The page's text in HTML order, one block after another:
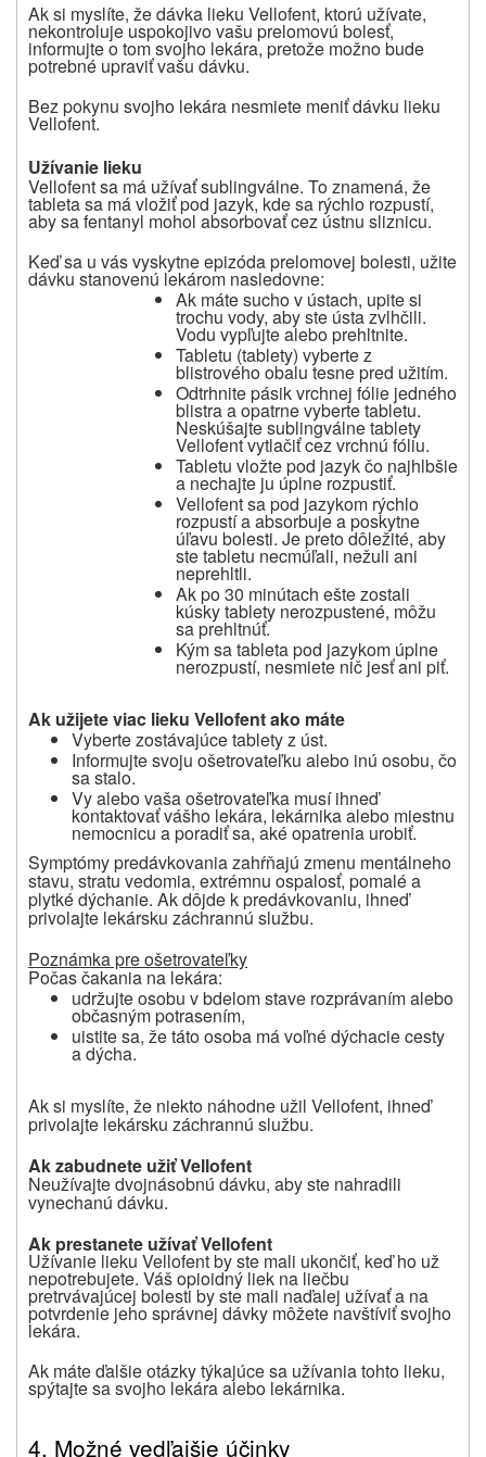
Ak si myslíte, že dávka lieku Vellofent, ktorú užívate,
nekontroluje uspokojivo vašu prelomovú bolesť,
informujte o tom svojho lekára, pretože možno bude
potrebné upraviť vašu dávku.
Bez pokynu svojho lekára nesmiete meniť dávku lieku
Vellofent.
Užívanie lieku
Vellofent sa má užívať sublingválne. To znamená, že
tableta sa má vložiť pod jazyk, kde sa rýchlo rozpustí,
aby sa fentanyl mohol absorbovať cez ústnu sliznicu.
Keď sa u vás vyskytne epizóda prelomovej bolesti, užite
dávku stanovenú lekárom nasledovne:
Ak máte sucho v ústach, upite si
trochu vody, aby ste ústa zvlhčili.
Vodu vypľujte alebo prehltnite.
Tabletu (tablety) vyberte z
blistrového obalu tesne pred užitím.
Odtrhnite pásik vrchnej fólie jedného
blistra a opatrne vyberte tabletu.
Neskúšajte sublingválne tablety
Vellofent vytlačiť cez vrchnú fóliu.
Tabletu vložte pod jazyk čo najhlbšie
a nechajte ju úplne rozpustiť.
Vellofent sa pod jazykom rýchlo
rozpustí a absorbuje a poskytne
úľavu bolesti. Je preto dôležité, aby
ste tabletu necmúľali, nežuli ani
neprehltli.
Ak po 30 minútach ešte zostali
kúsky tablety nerozpustené, môžu
sa prehltnúť.
Kým sa tableta pod jazykom úplne
nerozpustí, nesmiete nič jesť ani piť.
Ak užijete viac lieku Vellofent ako máte
Vyberte zostávajúce tablety z úst.
Informujte svoju ošetrovateľku alebo inú osobu, čo
sa stalo.
Vy alebo vaša ošetrovateľka musí ihneď
kontaktovať vášho lekára, lekárnika alebo miestnu
nemocnicu a poradiť sa, aké opatrenia urobiť.
Symptómy predávkovania zahŕňajú zmenu mentálneho
stavu, stratu vedomia, extrémnu ospalosť, pomalé a
plytké dýchanie. Ak dôjde k predávkovaniu, ihneď
privolajte lekársku záchrannú službu.
Poznámka pre ošetrovateľky
Počas čakania na lekára:
udržujte osobu v bdelom stave rozprávaním alebo
občasným potrasením,
uistite sa, že táto osoba má voľné dýchacie cesty
a dýcha.
Ak si myslíte, že niekto náhodne užil Vellofent, ihneď
privolajte lekársku záchrannú službu.
Ak zabudnete užiť Vellofent
Neužívajte dvojnásobnú dávku, aby ste nahradili
vynechanú dávku.
Ak prestanete užívať Vellofent
Užívanie lieku Vellofent by ste mali ukončiť, keď ho už
nepotrebujete. Váš opioidný liek na liečbu
pretrvávajúcej bolesti by ste mali naďalej užívať a na
potvrdenie jeho správnej dávky môžete navštíviť svojho
lekára.
Ak máte ďalšie otázky týkajúce sa užívania tohto lieku,
spýtajte sa svojho lekára alebo lekárnika.
4. Možné vedľajšie účinky